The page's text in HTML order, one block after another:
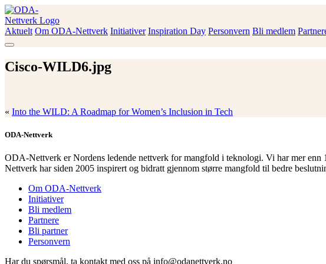
Skip
to
content
Aktuelt Om ODA-Nettverk Initiativer Inspiration Day Personvern Bli medlem
Cisco-WILD6.jpg
« Into the WILD: A Roadmap for Women’s Inclusion in Tech
ODA-Nettverk
ODA-Nettverk er Nordens ledende nettverk for mangfold i teknologi. Vi har mer
Nettverk har siden 2005 inspirert og bidratt gjennom større mangfold til bedre
Om ODA-Nettverk
Initiativer
Bli medlem
Partnere
Bli partner
Personvern
Har du spørsmål, ta kontakt med oss på info@odanettverk.no